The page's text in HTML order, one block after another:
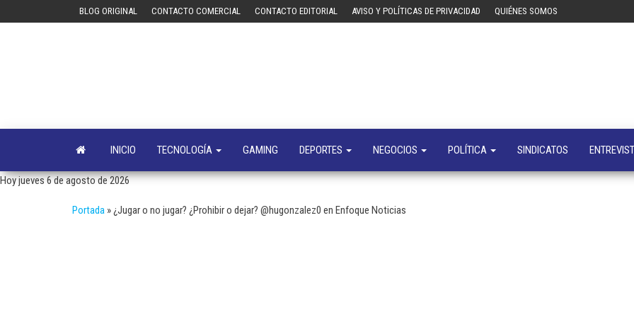
BLOG ORIGINAL CONTACTO COMERCIAL CONTACTO EDITORIAL AVISO Y POLÍTICAS DE PRIVACIDAD QUIÉNES SOMOS
negocios
INICIO TECNOLOGÍA GAMING DEPORTES NEGOCIOS POLÍTICA SINDICATOS
Hoy jueves 6 de agosto de 2026
Portada »¿Jugar o no jugar? ¿Prohibir o dejar? @hugonzalez0 en Enfoque Noticias